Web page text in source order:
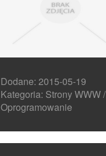
Dodane: 2015-05-19
Kategoria: Strony WWW /
Oprogramowanie